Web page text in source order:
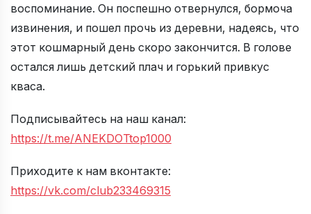
воспоминание. Он поспешно отвернулся, бормоча
извинения, и пошел прочь из деревни, надеясь, что
этот кошмарный день скоро закончится. В голове
остался лишь детский плач и горький привкус
кваса.
Подписывайтесь на наш канал:
https://t.me/ANEKDOTtop1000
Приходите к нам вконтакте:
https://vk.com/club233469315